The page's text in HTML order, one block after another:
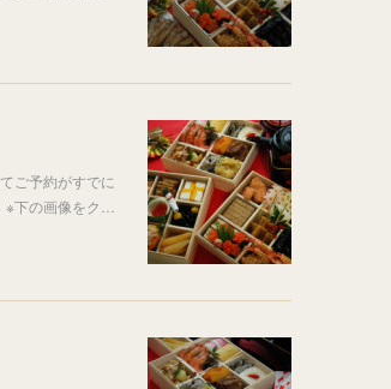
ご予約がすでに
下の画像をク…